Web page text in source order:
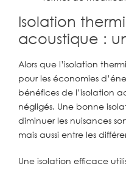
Isolation
acoustique :
Alors que l’isolation
pour les économies
bénéfices de l’isolation
négligés. Une bonne
diminuer les nuisances
mais aussi entre les
Une isolation efficace